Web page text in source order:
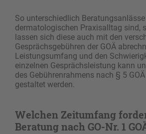
So unterschiedlich
dermatologischen Praxisalltag sind,
lassen sich diese auch mit den
Gesprächsgebühren der GOÄ
Leistungsumfang und den
einzelnen Gesprächs­leistung kann
des Gebührenrahmens nach § 5 GOÄ
gestaltet werden.
Welchen Zeitumfang
Beratung nach GO-Nr. 1